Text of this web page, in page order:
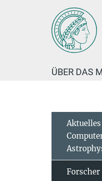
ÜBER DAS
Forscher